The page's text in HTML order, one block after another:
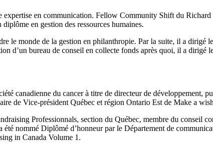
en communication. Fellow Community Shift du
en gestion des ressources humaines.
le monde de la gestion en philanthropie. Par la suite, il a dirigé
d’un bureau de conseil en collecte fonds après quoi, il a dirigé
canadienne du cancer à titre de directeur de développement,
de Vice-président Québec et région Ontario Est de Make a
Professionnals, section du Québec, membre du conseil
nommé Diplômé d’honneur par le Département de
in Canada Volume 1.